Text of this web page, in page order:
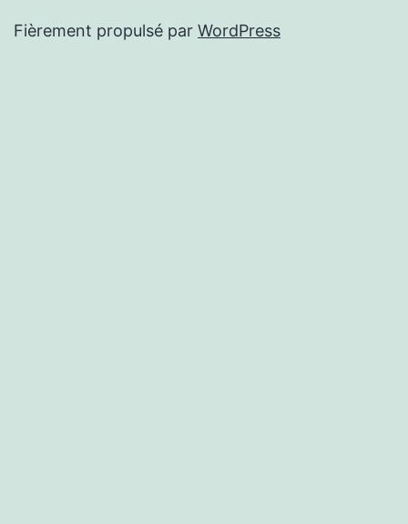
Fièrement propulsé par WordPress